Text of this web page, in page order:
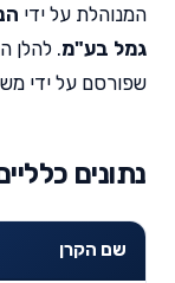
המנוהלת על ידי
גמל בע"מ. להלן
שפורסם על ידי משרד
נתונים
שם הקרן